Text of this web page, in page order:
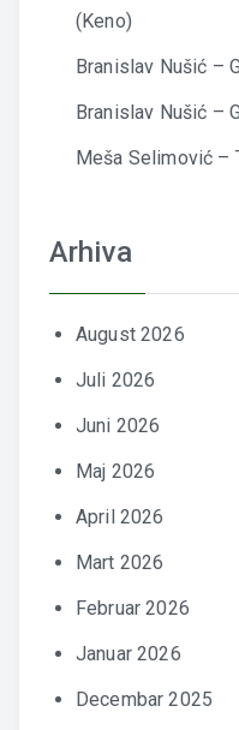
(Keno)
Branislav Nušić –
Branislav Nušić –
Meša Selimović –
Arhiva
August 2026
Juli 2026
Juni 2026
Maj 2026
April 2026
Mart 2026
Februar 2026
Januar 2026
Decembar 2025